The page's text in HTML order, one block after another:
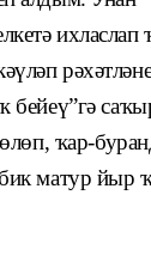
бейеү”гә
ҡар-
матур йыр